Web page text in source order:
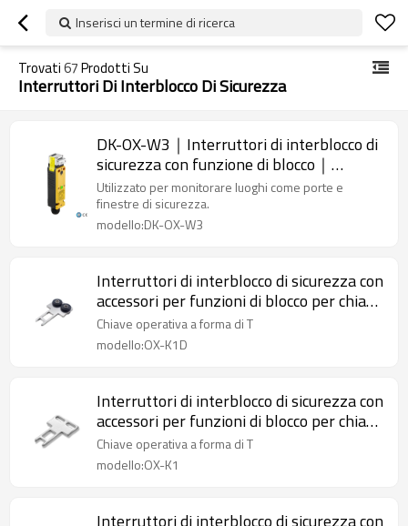
Inserisci un termine di ricerca
Trovati67Prodotti Su
Interruttori Di Interblocco Di Sicurezza
DK-OX-W3｜Interruttori di interblocco di
sicurezza con funzione di blocco｜
DADISICK
Utilizzato per monitorare luoghi come porte e
finestre di sicurezza.
modello:DK-OX-W3
Interruttori di interblocco di sicurezza con
accessori per funzioni di blocco per chiave
operativa a forma di T OX-K1D con
cuscino
Chiave operativa a forma di T
modello:OX-K1D
Interruttori di interblocco di sicurezza con
accessori per funzioni di blocco per chiave
operativa a forma di T OX-K1
Chiave operativa a forma di T
modello:OX-K1
Interruttori di interblocco di sicurezza con